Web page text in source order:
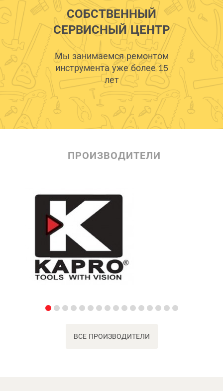
СОБСТВЕННЫЙ
СЕРВИСНЫЙ ЦЕНТР
Мы занимаемся ремонтом
инструмента уже более 15
лет
ПРОИЗВОДИТЕЛИ
ВСЕ ПРОИЗВОДИТЕЛИ